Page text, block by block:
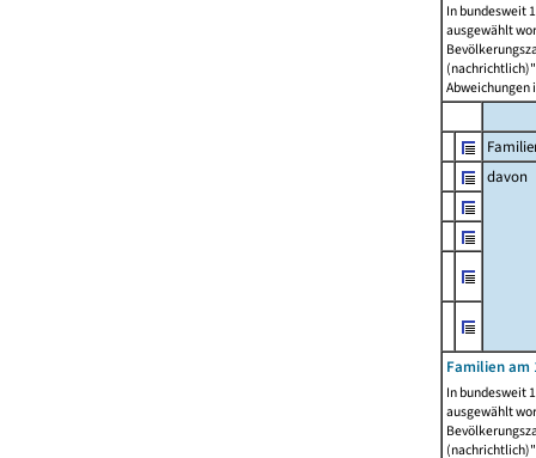
In bundesweit
ausgewählt
Abweichungen
davon
Familien am
In bundesweit
ausgewählt